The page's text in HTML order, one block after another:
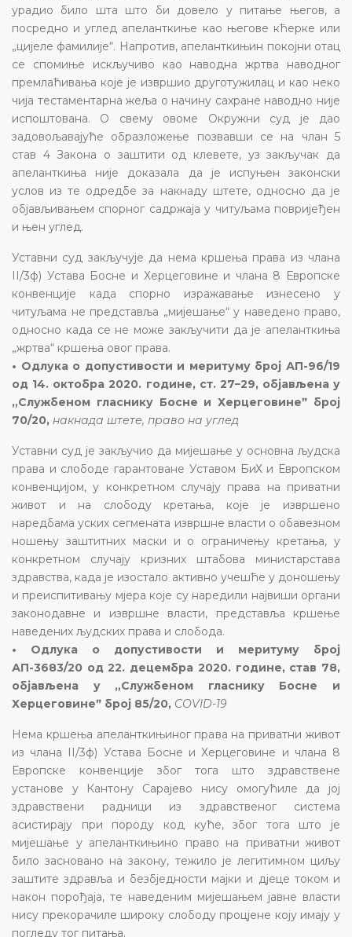
урадио било шта што би довело у питање његов, а
посредно и углед апеланткиње као његове кћерке или
„цијеле фамилије“. Напротив, апеланткињин покојни отац
се спомиње искључиво као наводна жртва наводног
премлаћивања које је извршио друготужилац и као неко
чија тестаментарна жеља о начину сахране наводно није
испоштована. О свему овоме Окружни суд је дао
задовољавајуће образложење позвавши се на члан 5
став 4 Закона о заштити од клевете, уз закључак да
апеланткиња није доказала да је испуњен законски
услов из те одредбе за накнаду штете, односно да је
објављивањем спорног садржаја у читуљама повријеђен
и њен углед.
Уставни суд закључује да нема кршења права из члана
II/3ф) Устава Босне и Херцеговине и члана 8 Европске
конвенције када спорно изражавање изнесено у
читуљама не представља „мијешање“ у наведено право,
односно када се не може закључити да је апеланткиња
„жртва“ кршења овог права.
• Одлука о допустивости и меритуму број АП-96/19
од 14. октобра 2020. године, ст. 27−29, објављена у
„Службеном гласнику Босне и Херцеговинеˮ број
70/20, накнада штете, право на углед
Уставни суд је закључио да мијешање у основна људска
права и слободе гарантоване Уставом БиХ и Европском
конвенцијом, у конкретном случају права на приватни
живот и на слободу кретања, које је извршено
наредбама уских сегмената извршне власти о обавезном
ношењу заштитних маски и о ограничењу кретања, у
конкретном случају кризних штабова министарстава
здравства, када је изостало активно учешће у доношењу
и преиспитивању мјера које су наредили највиши органи
законодавне и извршне власти, представља кршење
наведених људских права и слобода.
• Одлука о допустивости и меритуму број
АП-3683/20 од 22. децембра 2020. године, став 78,
објављена у „Службеном гласнику Босне и
Херцеговинеˮ број 85/20, COVID-19
Нема кршења апеланткињиног права на приватни живот
из члана II/3ф) Устава Босне и Херцеговине и члана 8
Европске конвенције због тога што здравствене
установе у Кантону Сарајево нису омогућиле да јој
здравствени радници из здравственог система
асистирају при породу код куће, због тога што је
мијешање у апеланткињино право на приватни живот
било засновано на закону, тежило је легитимном циљу
заштите здравља и безбједности мајки и дјеце током и
након порођаја, те наведеним мијешањем јавне власти
нису прекорачиле широку слободу процјене коју имају у
погледу тог питања.